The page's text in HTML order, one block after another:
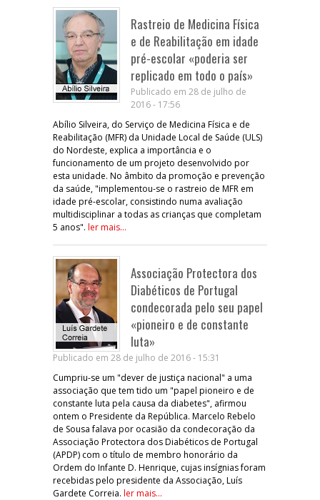
Rastreio de Medicina Física
e de Reabilitação em idade
pré-escolar «poderia ser
replicado em todo o país»
Publicado em 28 de julho de
2016 - 17:56
Abílio Silveira, do Serviço de Medicina Física e de
Reabilitação (MFR) da Unidade Local de Saúde (ULS)
do Nordeste, explica a importância e o
funcionamento de um projeto desenvolvido por
esta unidade. No âmbito da promoção e prevenção
da saúde, "implementou-se o rastreio de MFR em
idade pré-escolar, consistindo numa avaliação
multidisciplinar a todas as crianças que completam
5 anos". ler mais...
Associação Protectora dos
Diabéticos de Portugal
condecorada pelo seu papel
«pioneiro e de constante
luta»
Publicado em 28 de julho de 2016 - 15:31
Cumpriu-se um "dever de justiça nacional" a uma
associação que tem tido um "papel pioneiro e de
constante luta pela causa da diabetes", afirmou
ontem o Presidente da República. Marcelo Rebelo
de Sousa falava por ocasião da condecoração da
Associação Protectora dos Diabéticos de Portugal
(APDP) com o título de membro honorário da
Ordem do Infante D. Henrique, cujas insígnias foram
recebidas pelo presidente da Associação, Luís
Gardete Correia. ler mais...